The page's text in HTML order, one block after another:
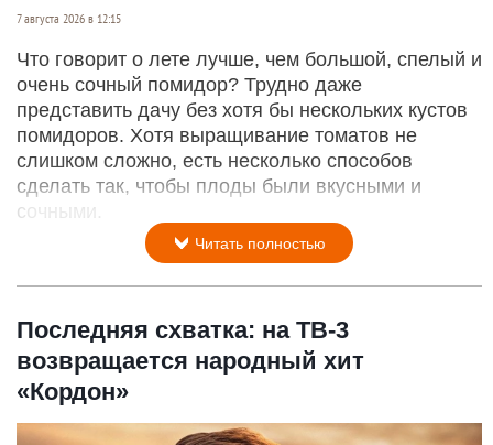
7 августа 2026 в 12:15
Что говорит о лете лучше, чем большой, спелый и
очень сочный помидор? Трудно даже
представить дачу без хотя бы нескольких кустов
помидоров. Хотя выращивание томатов не
слишком сложно, есть несколько способов
сделать так, чтобы плоды были вкусными и
сочными.
Читать полностью
Последняя схватка: на ТВ-3
возвращается народный хит
«Кордон»